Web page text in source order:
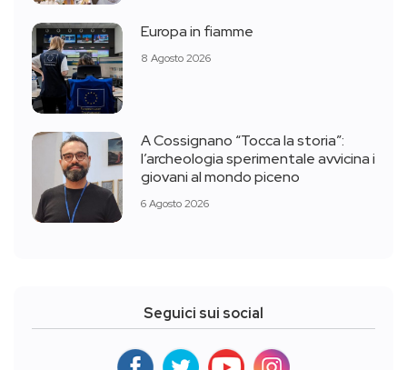
Europa in fiamme
8 Agosto 2026
A Cossignano “Tocca la storia”:
l’archeologia sperimentale avvicina i
giovani al mondo piceno
6 Agosto 2026
Seguici sui social